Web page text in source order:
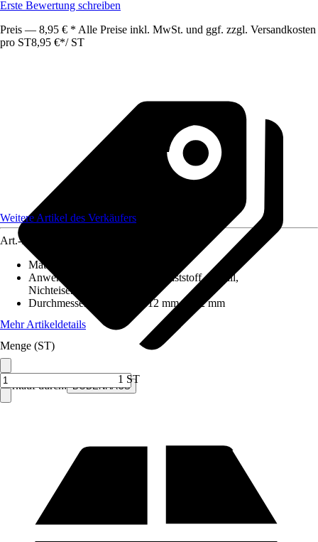
Erste Bewertung schreiben
Preis — 8,95 € * Alle Preise inkl. MwSt. und ggf. zzgl. Versandkosten
pro ST8,95 €*/ ST
Verkauf durch: BODENHAUS
Weitere Artikel des Verkäufers
Art.-Nr.
Material
Anwendungsbereich
Holz, Kunststoff, Metall,
Nichteisenmetalle
Durchmesser (von - bis)
812 mm - 812 mm
Mehr Artikeldetails
Menge (ST)
1 ST